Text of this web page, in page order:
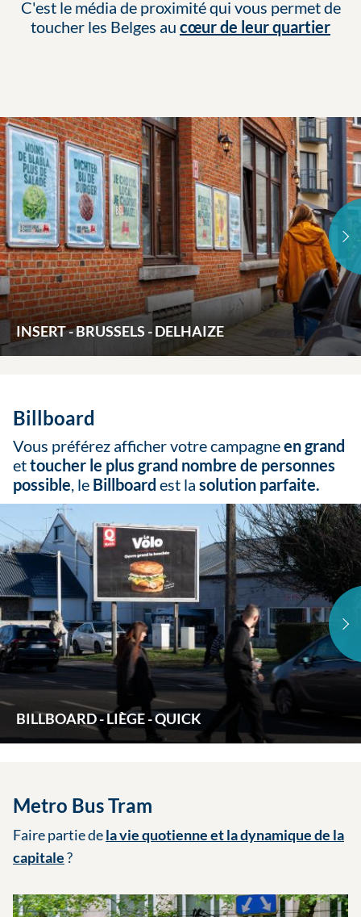
C'est le média de proximité qui vous permet de
toucher les Belges au cœur de leur quartier
INSERT - BRUSSELS - DELHAIZE
Billboard
Vous préférez afficher votre campagneen grand
ettoucher le plus grand nombre de personnes
possible, le Billboard est la solution parfaite.
BILLBOARD - LIÈGE - QUICK
Metro Bus Tram
Faire partie dela vie quotienne et la dynamique de la
capitale?